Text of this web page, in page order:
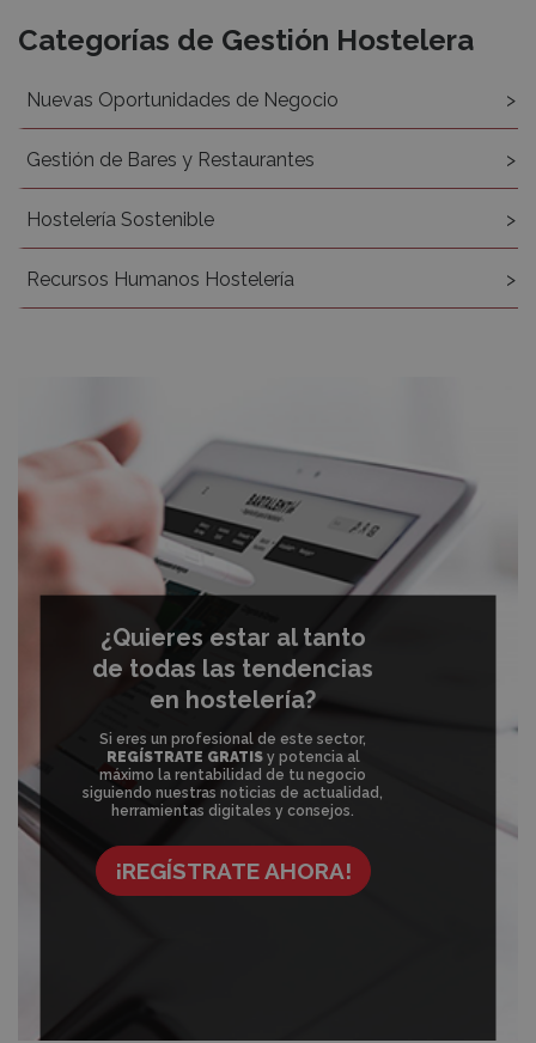
Recursos
Categorías de Gestión Hostelera
Nuevas Oportunidades de Negocio
Gestión de Bares y Restaurantes
Hostelería Sostenible
Recursos Humanos Hostelería
¿Quieres estar al tanto
de todas las tendencias
en hostelería?
Si eres un profesional de este sector,
REGÍSTRATE GRATISy potencia al
máximo la rentabilidad de tu negocio
siguiendo nuestras noticias de actualidad,
herramientas digitales y consejos.
¡REGÍSTRATE AHORA!